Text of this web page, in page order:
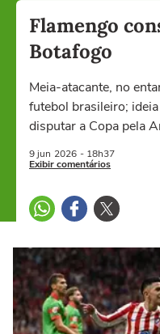
Flamengo
Botafogo
Meia-atacante, no
futebol brasileiro;
disputar a Copa pela
9 jun 2026 - 18h37
Exibir comentários